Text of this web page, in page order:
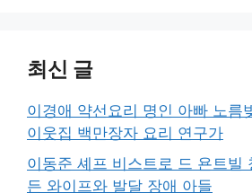
최신 글
이경애 약선요리 명인 아빠 노름
이웃집 백만장자 요리 연구가
이동준 셰프 비스트로 드 욘트빌
든 와이프와 발달 장애 아들